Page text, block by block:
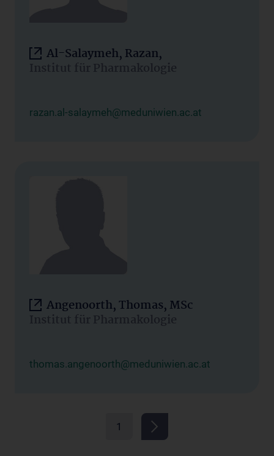
Al-Salaymeh, Razan,
Institut für Pharmakologie
razan.al-salaymeh@meduniwien.ac.at
Angenoorth, Thomas, MSc
Institut für Pharmakologie
thomas.angenoorth@meduniwien.ac.at
1